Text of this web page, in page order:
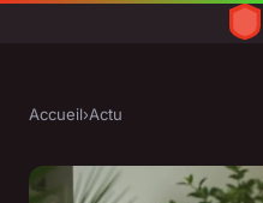
Accueil›Actu